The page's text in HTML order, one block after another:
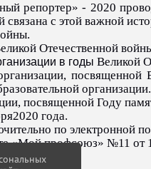
репортер» - 2020
с этой важной
Отечественной
в годыВеликой
организации.
посвященной Году
года.
по электронной
«Мой профсоюз» №11 от